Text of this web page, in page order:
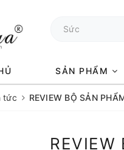
SẢN PHẨM
tức REVIEW BỘ SẢN
REVIEW